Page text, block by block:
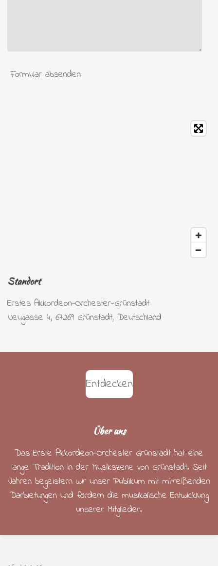
Formular absenden
Standort
Erstes Akkordeon-Orchester-Grünstadt
Neugasse 4, 67269 Grünstadt, Deutschland
Entdecken
Über uns
Das Erste Akkordeon-Orchester Grünstadt hat eine
lange Tradition in der Musikszene von Grünstadt. Seit
Jahren begeistern wir unser Publikum mit mitreißenden
Darbietungen und fördern die musikalische Entwicklung
unserer Mitglieder.